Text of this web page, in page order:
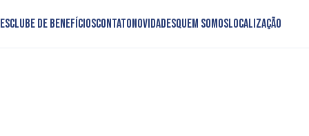
Clube de BenefíciosContatoNovidadesQuem somosLocalização